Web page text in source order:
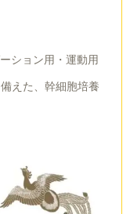
ション用・運動用
、幹細胞培養